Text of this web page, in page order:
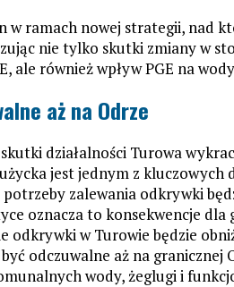
w ramach nowej strategii, nad
nie tylko skutki zmiany w
ale również wpływ PGE na
aż na Odrze
działalności Turowa
jest jednym z kluczowych
zalewania odkrywki
oznacza to konsekwencje
odkrywki w Turowie będzie
odczuwalne aż na granicznej
wody, żeglugi i